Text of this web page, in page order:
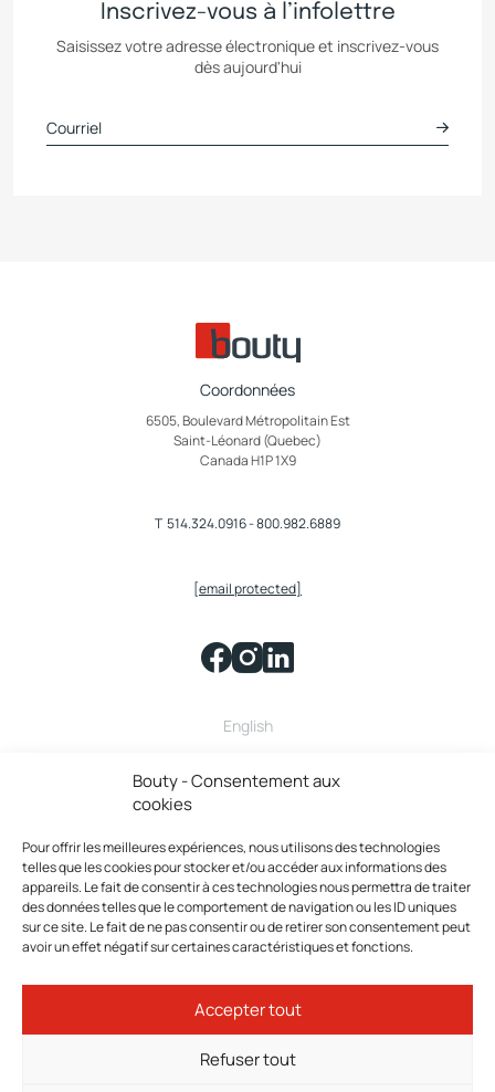
Bouty - Consentement aux
cookies
Pour offrir les meilleures expériences, nous utilisons des technologies
telles que les cookies pour stocker et/ou accéder aux informations des
appareils. Le fait de consentir à ces technologies nous permettra de traiter
des données telles que le comportement de navigation ou les ID uniques
sur ce site. Le fait de ne pas consentir ou de retirer son consentement peut
avoir un effet négatif sur certaines caractéristiques et fonctions.
Accepter tout
Refuser tout
Inscrivez-vous à l’infolettre
Saisissez votre adresse électronique et inscrivez-vous
dès aujourd'hui
Coordonnées
6505, Boulevard Métropolitain Est
Saint-Léonard (Quebec)
Canada H1P 1X9
T 514.324.0916-800.982.6889
[email protected]
English
Bouty fait partie de la famille
Politique de confidentialité
Termes et conditions